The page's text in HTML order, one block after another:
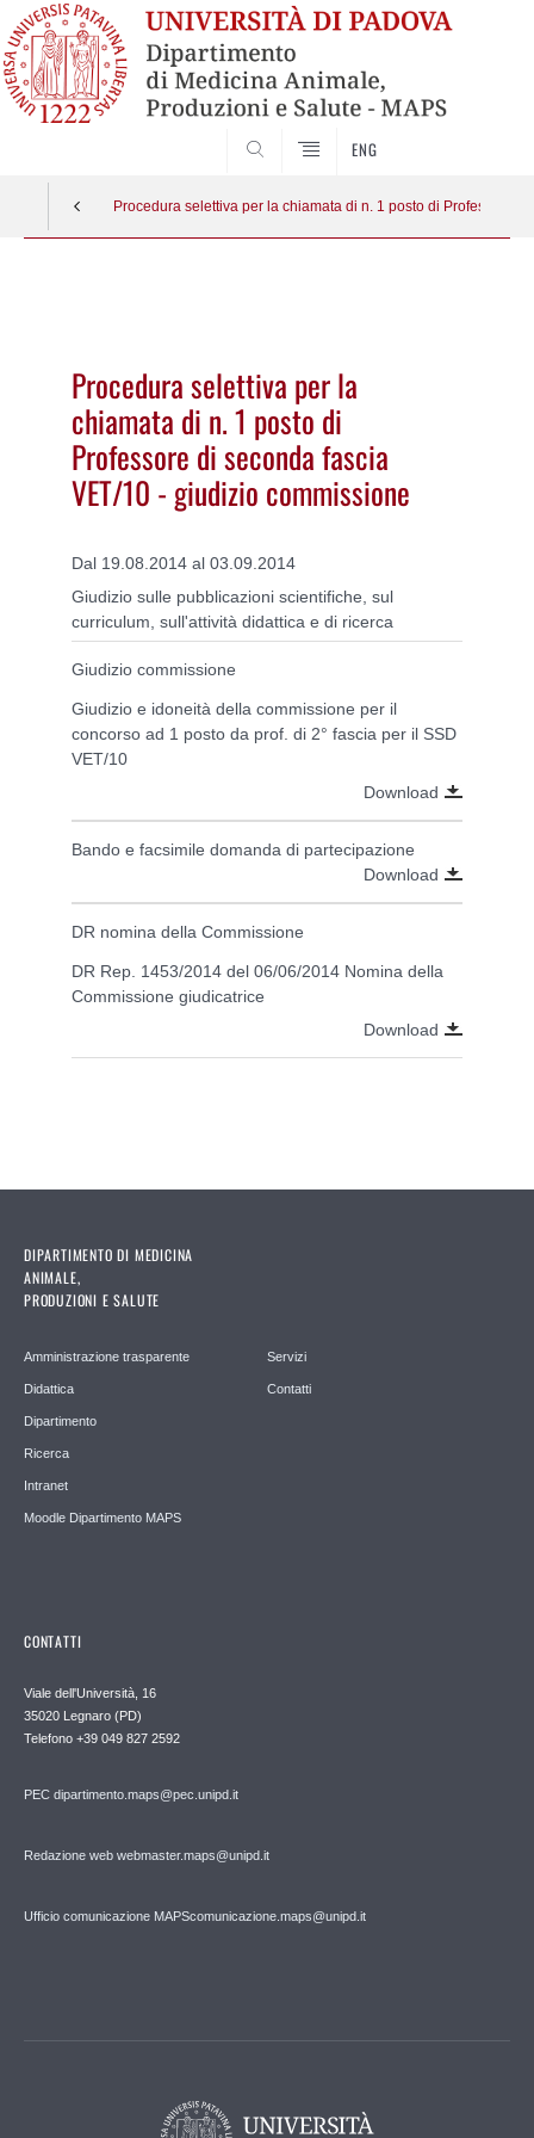
ENG
Procedura selettiva per la chiamata di n. 1 posto di Professore
Procedura selettiva per la
chiamata di n. 1 posto di
Professore di seconda fascia
VET/10 - giudizio commissione
Dal 19.08.2014 al 03.09.2014
Giudizio sulle pubblicazioni scientifiche, sul
curriculum, sull'attività didattica e di ricerca
Giudizio commissione
Giudizio e idoneità della commissione per il
concorso ad 1 posto da prof. di 2° fascia per il SSD
VET/10
Download
Bando e facsimile domanda di partecipazione
Download
DR nomina della Commissione
DR Rep. 1453/2014 del 06/06/2014 Nomina della
Commissione giudicatrice
Download
DIPARTIMENTO DI MEDICINA
ANIMALE,
PRODUZIONI E SALUTE
Amministrazione trasparente
Didattica
Dipartimento
Ricerca
Intranet
Moodle Dipartimento MAPS
Servizi
Contatti
CONTATTI
Viale dell'Università, 16
35020 Legnaro (PD)
Telefono +39 049 827 2592
PEC dipartimento.maps@pec.unipd.it
Redazione web webmaster.maps@unipd.it
Ufficio comunicazione MAPScomunicazione.maps@unipd.it